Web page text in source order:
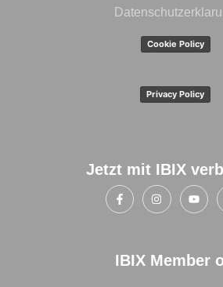
Cookie Policy
Privacy Policy
Jetzt mit IBIX
IBIX Member